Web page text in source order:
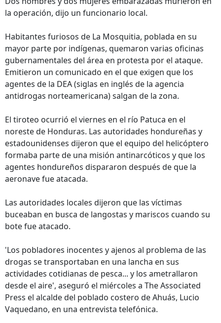
la operación, dijo un funcionario local.
Habitantes furiosos de La Mosquitia, poblada en su
mayor parte por indígenas, quemaron varias oficinas
gubernamentales del área en protesta por el ataque.
Emitieron un comunicado en el que exigen que los
agentes de la DEA (siglas en inglés de la agencia
antidrogas norteamericana) salgan de la zona.
El tiroteo ocurrió el viernes en el río Patuca en el
noreste de Honduras. Las autoridades hondureñas y
estadounidenses dijeron que el equipo del helicóptero
formaba parte de una misión antinarcóticos y que los
agentes hondureños dispararon después de que la
aeronave fue atacada.
Las autoridades locales dijeron que las víctimas
buceaban en busca de langostas y mariscos cuando su
bote fue atacado.
'Los pobladores inocentes y ajenos al problema de las
drogas se transportaban en una lancha en sus
actividades cotidianas de pesca... y los ametrallaron
desde el aire', aseguró el miércoles a The Associated
Press el alcalde del poblado costero de Ahuás, Lucio
Vaquedano, en una entrevista telefónica.